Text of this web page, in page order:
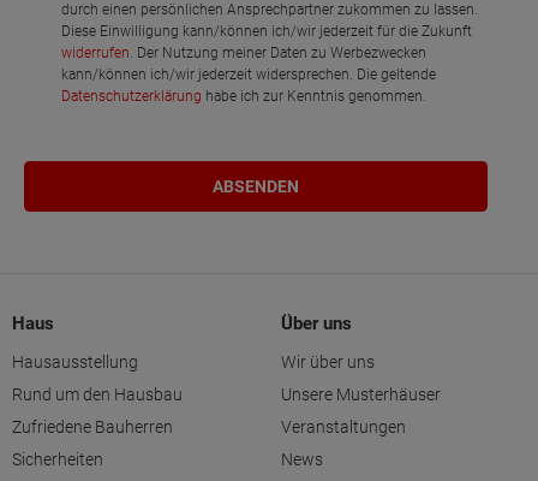
durch einen persönlichen Ansprechpartner zukommen zu lassen.
Diese Einwilligung kann/können ich/wir jederzeit für die Zukunft
widerrufen. Der Nutzung meiner Daten zu Werbezwecken
kann/können ich/wir jederzeit widersprechen. Die geltende
Datenschutzerklärung habe ich zur Kenntnis genommen.
Haus
Hausausstellung
Rund um den Hausbau
Zufriedene Bauherren
Sicherheiten
Über uns
Wir über uns
Unsere Musterhäuser
Veranstaltungen
News